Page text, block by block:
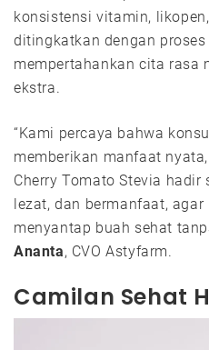
konsistensi vitamin,
ditingkatkan dengan
mempertahankan cita rasa
ekstra.
“Kami percaya bahwa
memberikan manfaat
Cherry Tomato Stevia
lezat, dan bermanfaat,
menyantap buah sehat
Ananta, CVO Astyfarm.
Camilan Sehat